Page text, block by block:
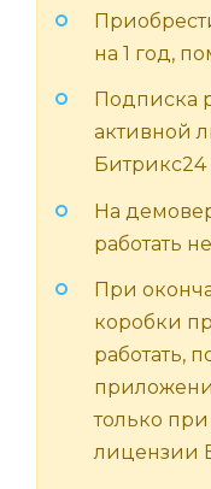
на 1 год,
Подписка
активной
Битрикс24
На
работать
При
коробки
работать,
только
лицензии